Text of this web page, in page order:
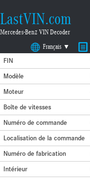
LastVIN.com
Mercedes-Benz VIN Decoder
Français ▼
FIN
Modèle
Moteur
Boîte de vitesses
Numéro de commande
Localisation de la commande
Numéro de fabrication
Intérieur